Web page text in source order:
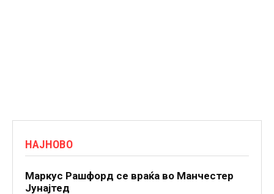
НАЈНОВО
Маркус Рашфорд се враќа во Манчестер
Јунајтед